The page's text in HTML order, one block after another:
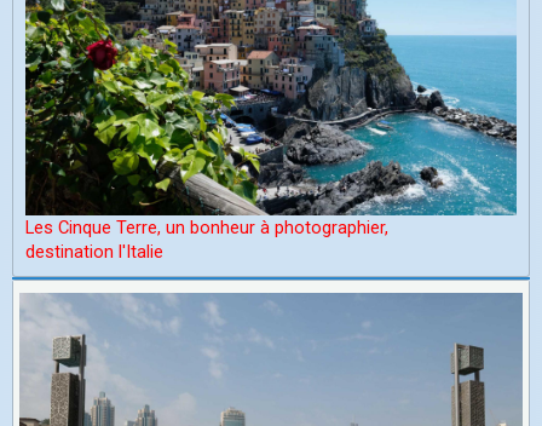
Les Cinque Terre, un bonheur à photographier,
destination l'Italie